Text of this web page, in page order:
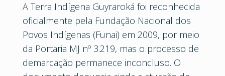
A Terra Indígena Guyraroká foi reconhecida
oficialmente pela Fundação Nacional dos
Povos Indígenas (Funai) em 2009, por meio
da Portaria MJ nº 3.219, mas o processo de
demarcação permanece inconcluso. O